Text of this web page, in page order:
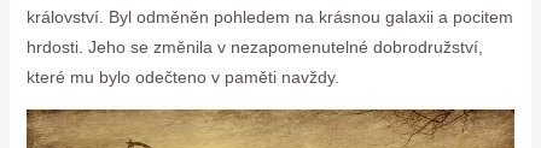
království. Byl odměněn pohledem na krásnou galaxii a pocitem
hrdosti. Jeho se změnila v nezapomenutelné dobrodružství,
které mu bylo odečteno v paměti navždy.